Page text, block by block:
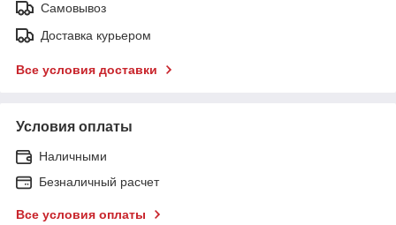
Самовывоз
Доставка курьером
Все условия доставки
Условия оплаты
Наличными
Безналичный расчет
Все условия оплаты